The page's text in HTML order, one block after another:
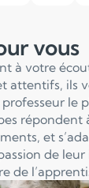
vous
à votre
attentifs, ils
répondent
et
de
de